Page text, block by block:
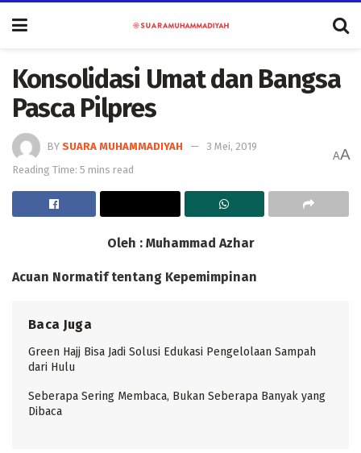
Konsolidasi Umat dan Bangsa
Pasca Pilpres
BY SUARA MUHAMMADIYAH
3 Mei, 2019
Reading Time: 5 mins read
AA
Oleh : Muhammad Azhar
Acuan Normatif tentang Kepemimpinan
Baca Juga
Green Hajj Bisa Jadi Solusi Edukasi Pengelolaan Sampah
dari Hulu
Seberapa Sering Membaca, Bukan Seberapa Banyak yang
Dibaca